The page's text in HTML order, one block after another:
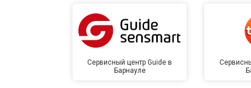
Сервисный центр Guide в
Барнауле